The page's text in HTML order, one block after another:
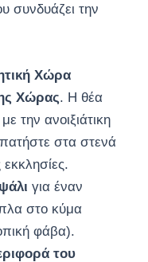
συνδυάζει την
Χώρα
Χώρας. Η θέα
την ανοιξιάτικη
στα στενά
εκκλησίες.
για έναν
στο κύμα
φάβα).
του